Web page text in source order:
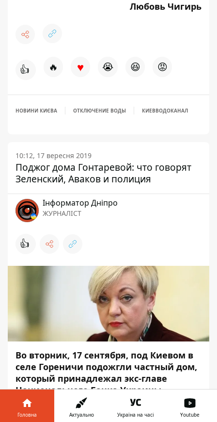
Любовь Чигирь
👍 🔥 ♥ 😭 😆 😡
НОВИНИ КИЄВА ОТКЛЮЧЕНИЕ ВОДЫ КИЕВВОДОКАНАЛ
10:12, 17 вересня 2019
Поджог дома Гонтаревой: что говорят
Зеленский, Аваков и полиция
Інформатор Дніпро
ЖУРНАЛІСТ
👍
Во вторник, 17 сентября, под Киевом в
селе Гореничи подожгли частный дом,
который принадлежал экс-главе
Национального Банка Украины
Валерии Гонтаревой. В результате
пожара здание сгорело практически
Головна Актуально Україна на часі Youtube